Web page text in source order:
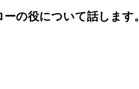
の役について話します。